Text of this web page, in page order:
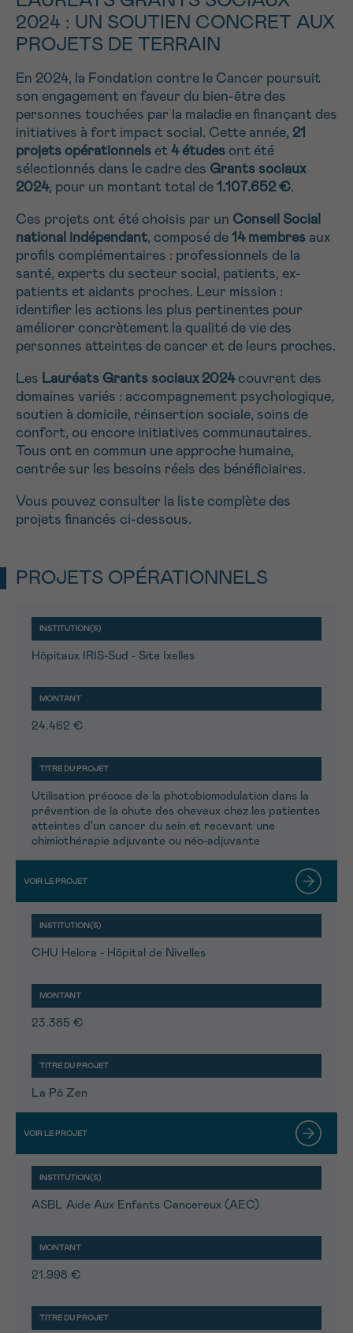
2024 : UN SOUTIEN CONCRET AUX
PROJETS DE TERRAIN
En 2024, la Fondation contre le Cancer poursuit
son engagement en faveur du bien-être des
personnes touchées par la maladie en finançant des
initiatives à fort impact social. Cette année, 21
projets opérationnels et 4 études ont été
sélectionnés dans le cadre des Grants sociaux
2024, pour un montant total de 1.107.652 €.
Ces projets ont été choisis par un Conseil Social
national indépendant, composé de 14 membres aux
profils complémentaires : professionnels de la
santé, experts du secteur social, patients, ex-
patients et aidants proches. Leur mission :
identifier les actions les plus pertinentes pour
améliorer concrètement la qualité de vie des
personnes atteintes de cancer et de leurs proches.
Les Lauréats Grants sociaux 2024couvrent des
domaines variés : accompagnement psychologique,
soutien à domicile, réinsertion sociale, soins de
confort, ou encore initiatives communautaires.
Tous ont en commun une approche humaine,
centrée sur les besoins réels des bénéficiaires.
Vous pouvez consulter la liste complète des
projets financés ci-dessous.
PROJETS OPÉRATIONNELS
Hôpitaux IRIS-Sud - Site Ixelles
24.462 €
Utilisation précoce de la photobiomodulation dans la
prévention de la chute des cheveux chez les patientes
atteintes d'un cancer du sein et recevant une
chimiothérapie adjuvante ou néo-adjuvante
CHU Helora - Hôpital de Nivelles
23.385 €
La Pô Zen
ASBL Aide Aux Enfants Cancereux (AEC)
21.998 €
Je souhaite être rappelé.e
NOM
E-MAIL
VOTRE QUESTION
Je souhaite recevoir la Newsletter
*CHAMP OBLIGATOIRE
Envoyer
16h-18h
Suivant